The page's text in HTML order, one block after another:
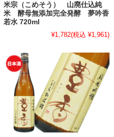
米宗（こめそう） 山廃仕込純
米 酵母無添加完全発酵 夢吟香
若水 720ml
¥1,782(税込 ¥1,961)